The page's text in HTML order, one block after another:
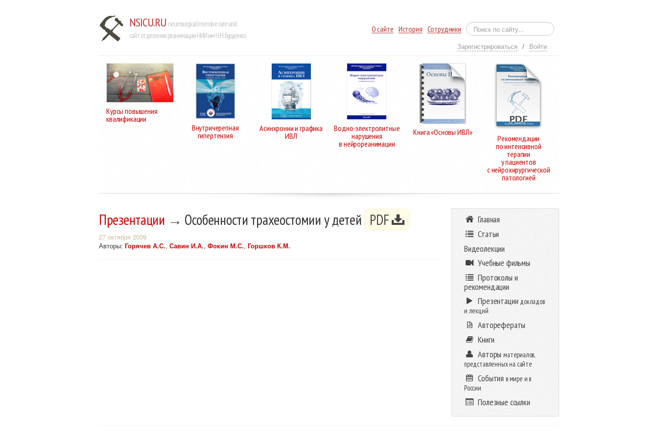
NSICU.RU neurosurgical intensive care unit
сайт отделения реанимации НИИ им Н.Н. Бурденко
О сайте История Сотрудники
Зарегистрироваться / Войти
Курсы повышения
квалификации
Внутричерепная
гипертензия
Асинхронии и графика
ИВЛ
Водно-электролитные
нарушения
в нейрореанимации
Книга «Основы ИВЛ»
Рекомендации
по интенсивной
терапии
у пациентов
с нейрохирургической
патологией
Презентации → Особенности трахеостомии у детей PDF
27 октября 2009
Авторы: Горячев А.С., Савин И.А., Фокин М.С., Горшков К.М.
Главная
Статьи
Видеолекции
Учебные фильмы
Протоколы и
рекомендации
Презентации докладов
и лекций
Авторефераты
Книги
Авторыматериалов,
представленных на сайте
События в мире и в
России
Полезные ссылки